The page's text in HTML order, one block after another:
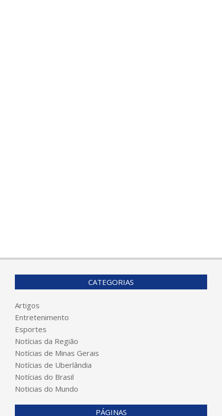
CATEGORIAS
Artigos
Entretenimento
Esportes
Notícias da Região
Notícias de Minas Gerais
Notícias de Uberlândia
Notícias do Brasil
Noticias do Mundo
PÁGINAS